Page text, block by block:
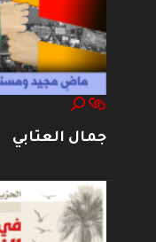
جمال العتابي